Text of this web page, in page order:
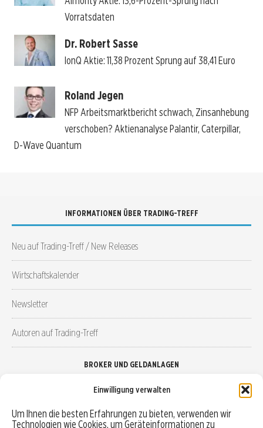
Einwilligung verwalten
Um Ihnen die besten Erfahrungen zu bieten, verwenden wir
Technologien wie Cookies, um Geräteinformationen zu
Vorratsdaten
Dr. Robert Sasse
IonQ Aktie: 11,38 Prozent Sprung auf 38,41 Euro
Roland Jegen
NFP Arbeitsmarktbericht schwach, Zinsanhebung
verschoben? Aktienanalyse Palantir, Caterpillar,
D-Wave Quantum
INFORMATIONEN ÜBER TRADING-TREFF
Neu auf Trading-Treff / New Releases
Wirtschaftskalender
Newsletter
Autoren auf Trading-Treff
BROKER UND GELDANLAGEN